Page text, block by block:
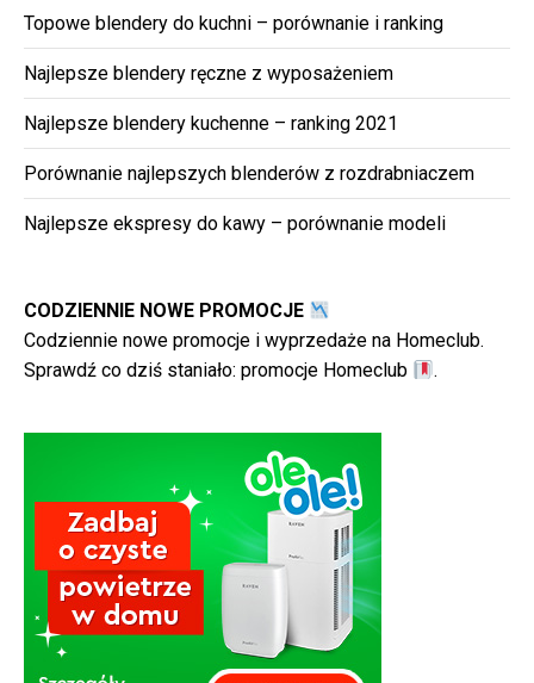
Topowe blendery do kuchni – porównanie i ranking
Najlepsze blendery ręczne z wyposażeniem
Najlepsze blendery kuchenne – ranking 2021
Porównanie najlepszych blenderów z rozdrabniaczem
Najlepsze ekspresy do kawy – porównanie modeli
CODZIENNIE NOWE PROMOCJE
Codziennie nowe promocje i wyprzedaże na Homeclub.
Sprawdź co dziś staniało: promocje Homeclub .